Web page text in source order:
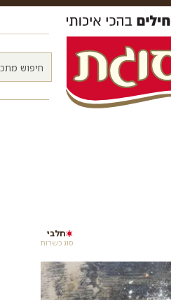
סוג כשרות
חלבי